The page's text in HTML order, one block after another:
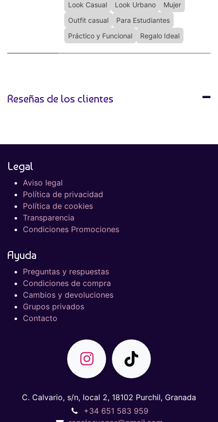
Look Casual
Look Urbano
Mujer
Outfit casual
Para Estudiantes
Práctico y Funcional
Regalo Ideal
Reseñas de los clientes
Legal
Aviso legal
Política de privacidad
Política de cookies
Transparencia
Condiciones Promociones
Ayuda
Preguntas y respuestas
Condiciones de compra
Cambios y devoluciones
Grupos privados
Contacto
C. Calvario, s/n, local 2, 18102 Purchil, Granada
+34 651 583 959